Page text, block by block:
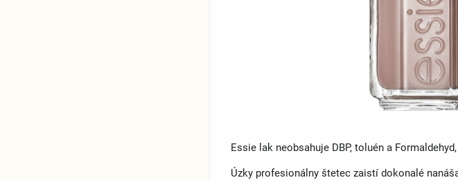
Essie lak neobsahuje DBP, toluén a
Úzky profesionálny štetec zaistí dokonalé